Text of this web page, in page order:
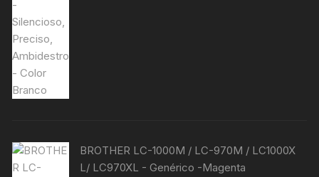
BROTHER LC-1000M / LC-970M / LC1000X
L/ LC970XL - Genérico -Magenta